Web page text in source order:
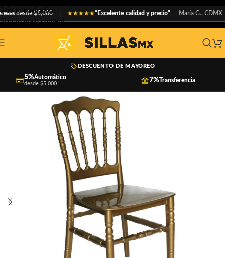
Skip to navigation
Skip to main content
desde $5,000 ★★★★★“Excelente calidad y precio” — María G., CDMX
DESCUENTO DE MAYOREO
5%Automático
desde $5,000
7%Transferencia